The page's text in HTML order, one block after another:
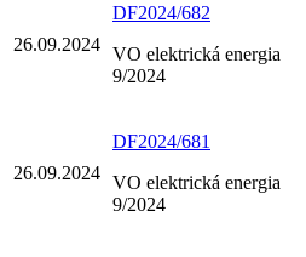
26.09.2024
DF2024/682
VO elektrická energia
9/2024
26.09.2024
DF2024/681
VO elektrická energia
9/2024